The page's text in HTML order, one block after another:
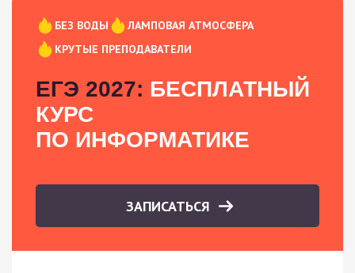
БЕЗ ВОДЫ
ЛАМПОВАЯ АТМОСФЕРА
КРУТЫЕ ПРЕПОДАВАТЕЛИ
ЕГЭ 2027: БЕСПЛАТНЫЙ
КУРС
ПО ИНФОРМАТИКЕ
ЗАПИСАТЬСЯ